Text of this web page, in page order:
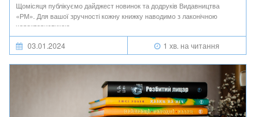
Щомісяця публікуємо дайджест новинок та додруків Видавництва
«РМ». Для вашої зручності кожну книжку наводимо з лаконічною
характеристикою.
03.01.2024 1 хв. на читання